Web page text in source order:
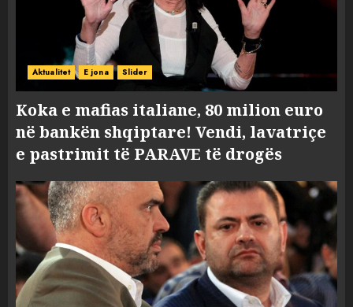
Aktualitet E jona Slider
Koka e mafias italiane, 80 milion euro
në bankën shqiptare! Vendi, lavatriçe
e pastrimit të PARAVE të drogës